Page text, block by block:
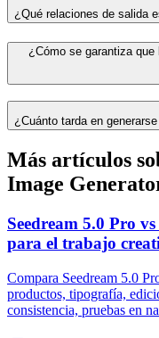
¿Qué relaciones de salida
¿Cómo se garantiza
¿Cuánto tarda en
Más artículos
Image
Seedream 5.0 Pro
para el trabajo
Compara Seedream 5.0
productos, tipografía,
consistencia, pruebas en